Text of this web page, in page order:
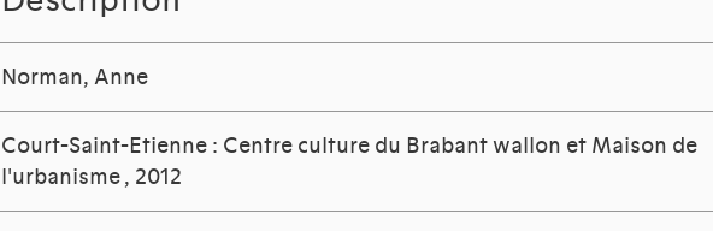
Norman, Anne
Court-Saint-Etienne : Centre culture du Brabant wallon et Maison de
l'urbanisme, 2012